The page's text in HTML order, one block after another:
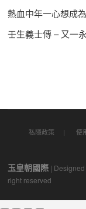
熱血中年一心想成
壬生義士傳 – 又一
私隱政策 使
玉皇朝國際 |
right reserved